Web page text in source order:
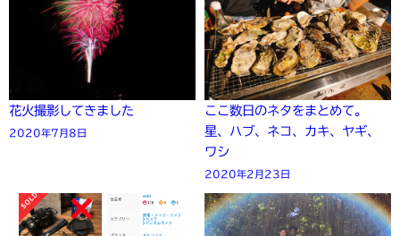
花火撮影してきました
2020年7月8日
ここ数日のネタをまとめて。
星、ハブ、ネコ、カキ、ヤギ、
ワシ
2020年2月23日